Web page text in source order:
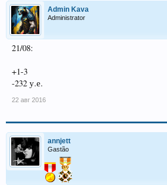
Admin Kava
Administrator
21/08:
+1-3
-232 у.е.
22 авг 2016
annjett
Gastão